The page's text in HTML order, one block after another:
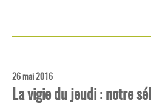
26 mai 2016
La vigie du jeudi : notre